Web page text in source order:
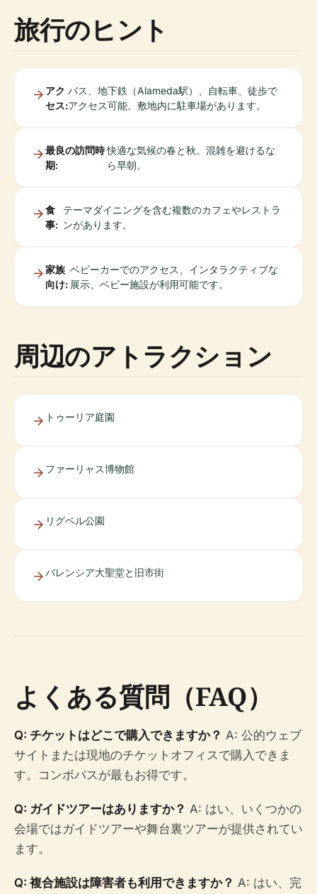
旅行のヒント
アク
セス:
バス、地下鉄（Alameda駅）、自転車、徒歩で
アクセス可能。敷地内に駐車場があります。
最良の訪問時
期:
快適な気候の春と秋。混雑を避けるな
ら早朝。
食
事:
テーマダイニングを含む複数のカフェやレストラ
ンがあります。
家族
向け:
ベビーカーでのアクセス、インタラクティブな
展示、ベビー施設が利用可能です。
周辺のアトラクション
トゥーリア庭園
ファーリャス博物館
リグベル公園
バレンシア大聖堂と旧市街
よくある質問（FAQ）
Q: チケットはどこで購入できますか？ A: 公的ウェブ
サイトまたは現地のチケットオフィスで購入できま
す。コンボパスが最もお得です。
Q: ガイドツアーはありますか？ A: はい、いくつかの
会場ではガイドツアーや舞台裏ツアーが提供されてい
ます。
Q: 複合施設は障害者も利用できますか？ A: はい、完